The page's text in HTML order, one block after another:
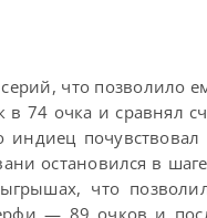
что позволило
74 очка и сравнял
остановился в
что
— 89 очков и